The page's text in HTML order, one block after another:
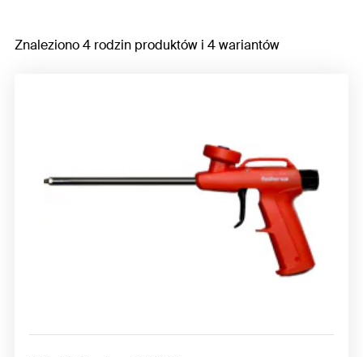
Znaleziono 4 rodzin produktów i 4 wariantów